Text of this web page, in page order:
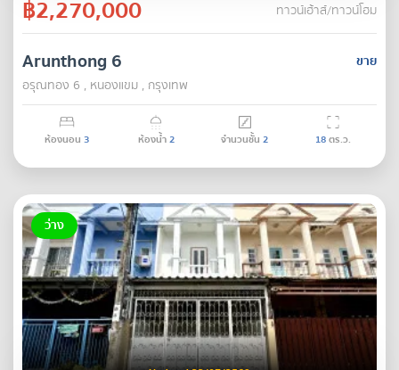
฿2,270,000 ทาวน์เฮ้าส์/ทาวน์โฮม
ขาย
Arunthong 6
อรุณทอง 6 , หนองแขม , กรุงเทพ
ห้องนอน 3 ห้องน้ำ2 จำนวนชั้น 2 18ตร.ว.
ว่าง